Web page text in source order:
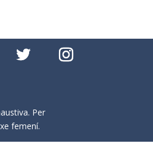
Per
femení.